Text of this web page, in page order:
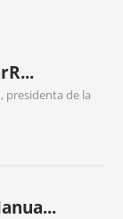
presidenta de la